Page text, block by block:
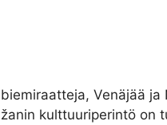
Venäjää ja
kulttuuriperintö on